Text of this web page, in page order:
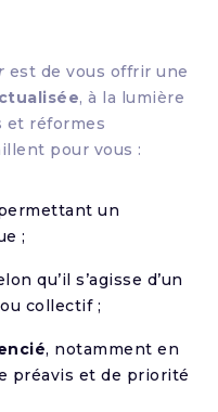
est de vous offrir une
, à la lumière
et réformes
pour vous :
un
;
qu’il s’agisse d’un
collectif ;
, notamment en
préavis et de priorité